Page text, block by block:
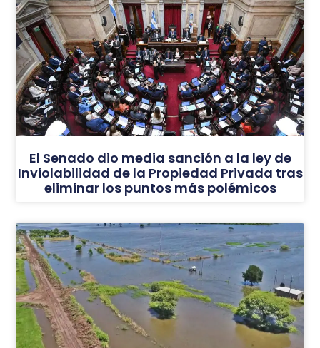
El Senado dio media sanción a la ley de
Inviolabilidad de la Propiedad Privada tras
eliminar los puntos más polémicos